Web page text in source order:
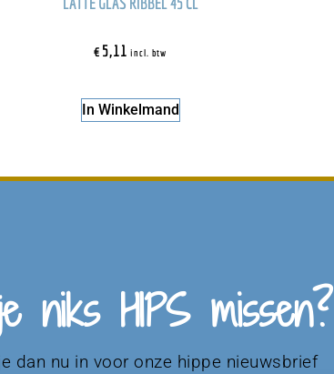
€5,11 incl. btw
In Winkelmand
niks HIPS missen?
dan nu in voor onze hippe nieuwsbrief